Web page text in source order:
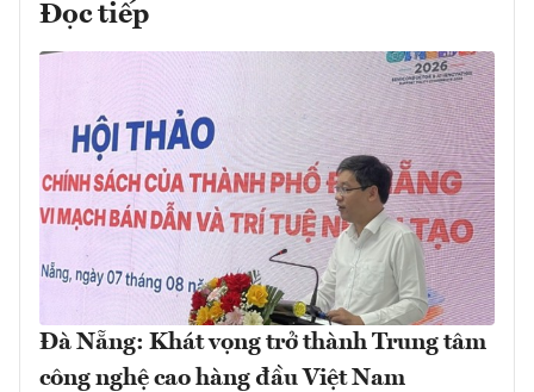
Đọc tiếp
Đà Nẵng: Khát vọng trở thành Trung tâm
công nghệ cao hàng đầu Việt Nam